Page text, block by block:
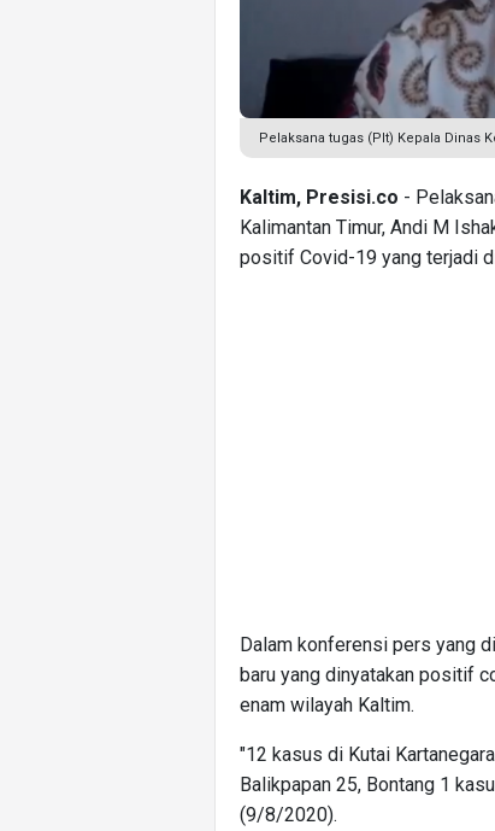
Pelaksana tugas (Plt) Kepala Dinas
Kaltim, Presisi.co -
Kalimantan Timur, Andi M
positif Covid-19 yang terjadi
Dalam konferensi pers yang
baru yang dinyatakan positif
enam wilayah Kaltim.
"12 kasus di Kutai
Balikpapan 25, Bontang 1
(9/8/2020).